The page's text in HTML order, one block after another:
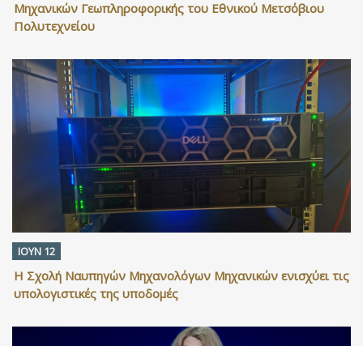
Μηχανικών Γεωπληροφορικής του Εθνικού Μετσόβιου
Πολυτεχνείου
ΙΟΥΝ 12
Η Σχολή Ναυπηγών Μηχανολόγων Μηχανικών ενισχύει τις
υπολογιστικές της υποδομές